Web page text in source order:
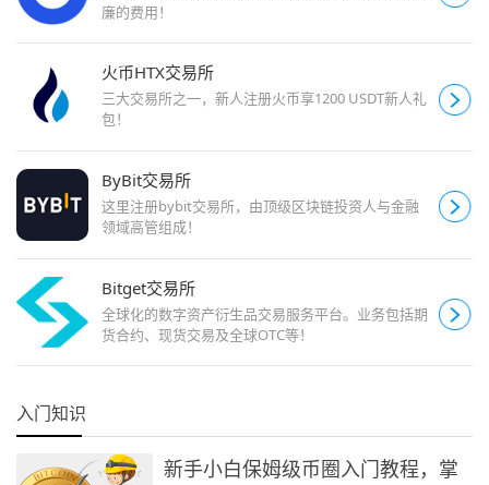
廉的费用！
火币HTX交易所
三大交易所之一，新人注册火币享1200 USDT新人礼
包！
ByBit交易所
这里注册bybit交易所，由顶级区块链投资人与金融
领域高管组成！
Bitget交易所
全球化的数字资产衍生品交易服务平台。业务包括期
货合约、现货交易及全球OTC等！
入门知识
新手小白保姆级币圈入门教程，掌